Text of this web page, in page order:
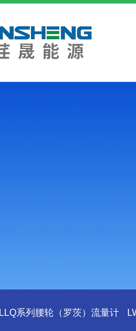
LLQ系列腰轮（罗茨）流量计